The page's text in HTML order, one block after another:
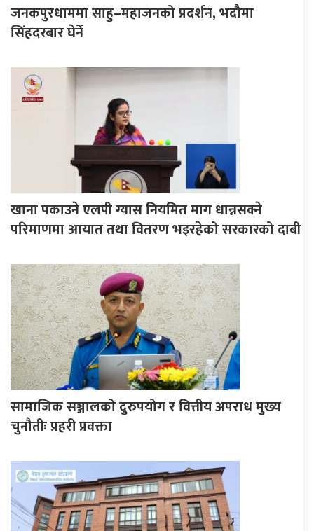
जनकपुरधाममा साहु–महाजनको प्रदर्शन, भदौमा
सिंहदरबार घेर्ने
खाना पकाउने एलपी ग्यास नियमित माग धान्नसक्ने
परिमाणमा आयात तथा वितरण भइरहेको सरकारको दाबी
सामाजिक सञ्जालको दुरुपयोग र वित्तीय अपराध मुख्य
चुनौतीः प्रहरी प्रवक्ता